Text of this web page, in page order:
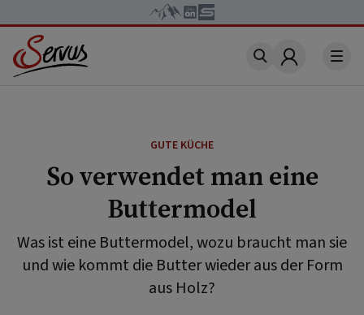
Account
GUTE KÜCHE
So verwendet man eine
Buttermodel
Was ist eine Buttermodel, wozu braucht man sie
und wie kommt die Butter wieder aus der Form
aus Holz?